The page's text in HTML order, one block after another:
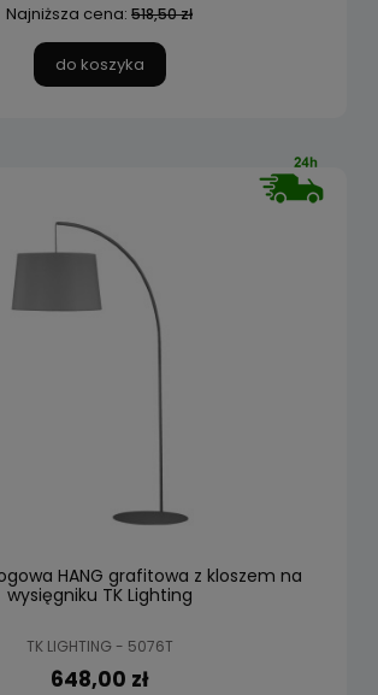
Najniższa cena: 518,50 zł
do koszyka
HANG grafitowa z kloszem na
wysięgniku TK Lighting
TK LIGHTING - 5076T
648,00 zł